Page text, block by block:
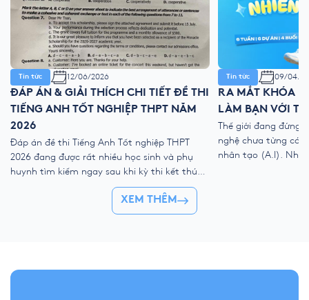
Tin tức 12/06/2026
ĐÁP ÁN & GIẢI THÍCH CHI TIẾT ĐỀ THI
TIẾNG ANH TỐT NGHIỆP THPT NĂM
2026
Đáp án đề thi Tiếng Anh Tốt nghiệp THPT
2026 đang được rất nhiều học sinh và phụ
huynh tìm kiếm ngay sau khi kỳ thi kết thúc.
Để giúp thí sinh nhanh chóng đối chiếu kết
quả và đánh giá bài làm của mình, YOLA cập
nhật đề thi chính thức, đáp án tham […]
Tin tức 09/04/
RA MẮT KHÓA
LÀM BẠN VỚI
Thế giới đang đứng
nghệ chưa từng có
nhân tạo (A.I).
XEM THÊM